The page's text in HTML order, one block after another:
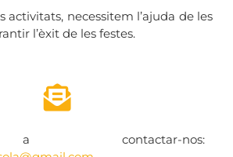
activitats, necessitem l’ajuda de les
l’èxit de les festes.
nos: